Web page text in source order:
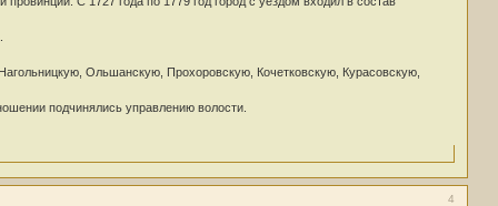
Ольшанскую, Прохоровскую, Кочетковскую, Курасовскую,
подчинялись управлению волости.
4